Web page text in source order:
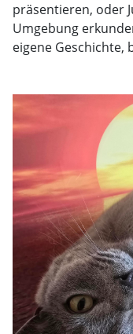
präsentieren, oder
Umgebung
eigene Geschichte,